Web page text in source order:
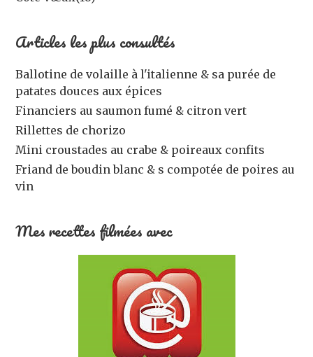
Articles les plus consultés
Ballotine de volaille à l'italienne & sa purée de
patates douces aux épices
Financiers au saumon fumé & citron vert
Rillettes de chorizo
Mini croustades au crabe & poireaux confits
Friand de boudin blanc & s compotée de poires au
vin
Mes recettes filmées avec